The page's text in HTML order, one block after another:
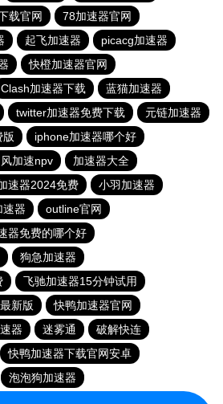
载官网
78加速器官网
起飞加速器
picacg加速器
快橙加速器官网
Clash加速器下载
蓝猫加速器
twitter加速器免费下载
元链加速器
版
iphone加速器哪个好
加速npv
加速器大全
速器2024免费
小羽加速器
速器
outline官网
器免费的哪个好
狗急加速器
飞驰加速器15分钟试用
新版
快鸭加速器官网
器 迷雾通
破解快连
快鸭加速器下载官网安卓
泡泡狗加速器